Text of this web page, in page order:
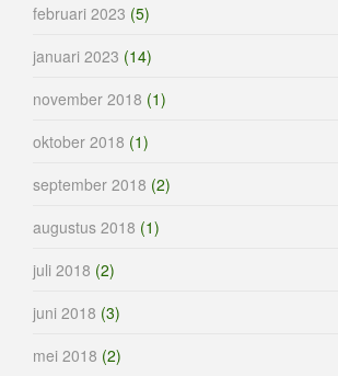
februari 2023 (5)
januari 2023 (14)
november 2018 (1)
oktober 2018 (1)
september 2018 (2)
augustus 2018 (1)
juli 2018 (2)
juni 2018 (3)
mei 2018 (2)